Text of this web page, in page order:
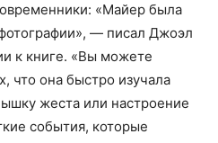
«Майер была
— писал Джоэл
к книге. «Вы можете
что она быстро изучала
жеста или настроение
события, которые